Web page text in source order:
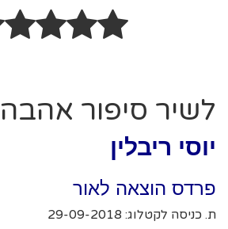
לשיר סיפור אהבה
יוסי ריבלין
פרדס הוצאה לאור
ת. כניסה לקטלוג: 29-09-2018